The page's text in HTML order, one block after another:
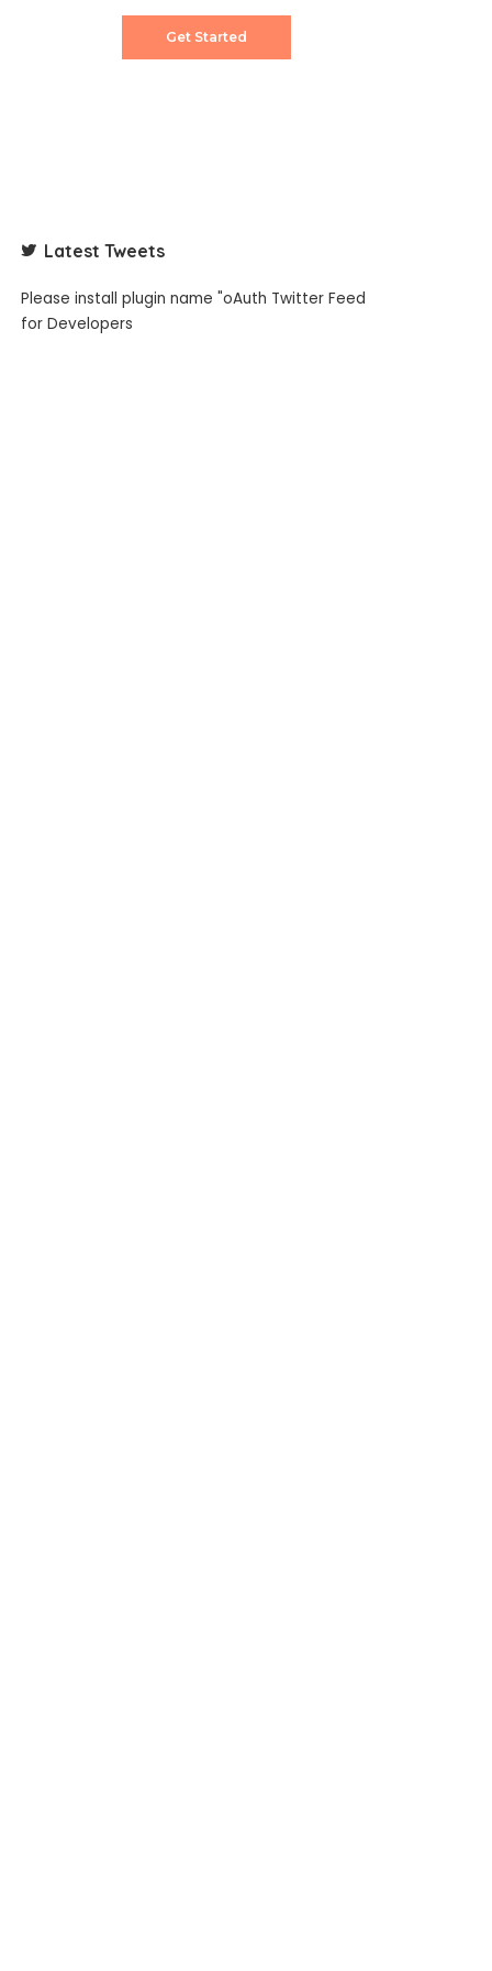
Get Started
Latest Tweets
Please install plugin name "oAuth Twitter Feed
for Developers